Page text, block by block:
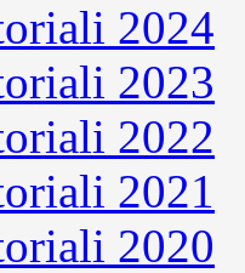
2024
2023
2022
2021
2020